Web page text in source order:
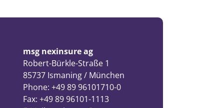
msg nexinsure ag
Robert-Bürkle-Straße 1
85737 Ismaning / München
Phone: +49 89 96101710-0
Fax: +49 89 96101-1113